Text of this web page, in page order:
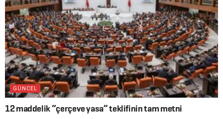
GÜNCEL
12 maddelik “çerçeve yasa” teklifinin tam metni